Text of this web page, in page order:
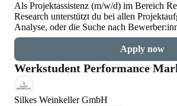
Als Projektassistenz (m/w/d) im Bereich
Research unterstützt du bei allen
Analyse, oder die Suche nach
Apply now
Werkstudent Performance
Silkes Weinkeller GmbH